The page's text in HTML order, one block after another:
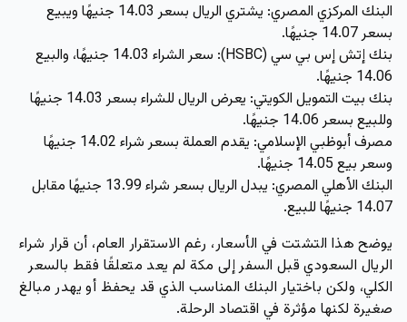
البنك المركزي المصري: يشتري الريال بسعر 14.03 جنيهًا ويبيع
بسعر 14.07 جنيهًا.
بنك إتش إس بي سي (HSBC): سعر الشراء 14.03 جنيهًا، والبيع
14.06 جنيهًا.
بنك بيت التمويل الكويتي: يعرض الريال للشراء بسعر 14.03 جنيهًا
وللبيع بسعر 14.06 جنيهًا.
مصرف أبوظبي الإسلامي: يقدم العملة بسعر شراء 14.02 جنيهًا
وسعر بيع 14.05 جنيهًا.
البنك الأهلي المصري: يبدل الريال بسعر شراء 13.99 جنيهًا مقابل
14.07 جنيهًا للبيع.
يوضح هذا التشتت في الأسعار، رغم الاستقرار العام، أن قرار شراء
الريال السعودي قبل السفر إلى مكة لم يعد متعلقًا فقط بالسعر
الكلي، ولكن باختيار البنك المناسب الذي قد يحفظ أو يهدر مبالغ
صغيرة لكنها مؤثرة في اقتصاد الرحلة.